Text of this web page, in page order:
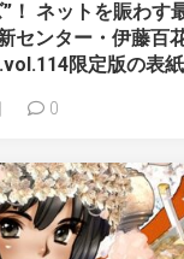
！ ネットを賑わす
センター・伊藤百
限定版の表紙
0